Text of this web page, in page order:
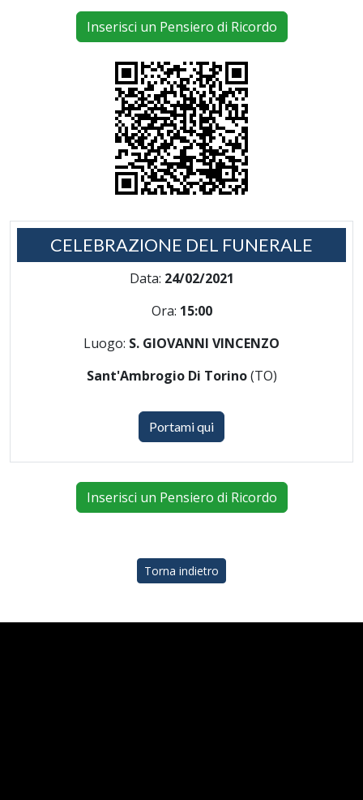
Inserisci un Pensiero di Ricordo
CELEBRAZIONE DEL FUNERALE
Data: 24/02/2021
Ora: 15:00
Luogo: S. GIOVANNI VINCENZO
Sant'Ambrogio Di Torino(TO)
Portami qui
Inserisci un Pensiero di Ricordo
Torna indietro